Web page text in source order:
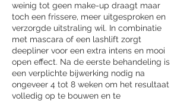
weinig tot geen make-up draagt maar
toch een frissere, meer uitgesproken en
verzorgde uitstraling wil. In combinatie
met mascara of een lashlift zorgt
deepliner voor een extra intens en mooi
open effect. Na de eerste behandeling is
een verplichte bijwerking nodig na
ongeveer 4 tot 8 weken om het resultaat
volledig op te bouwen en te